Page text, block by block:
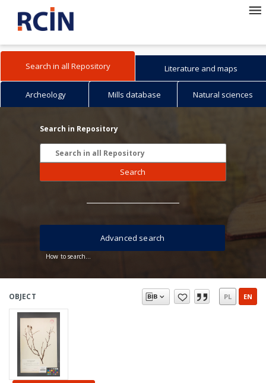
Search in all Repository Literature and maps
Archeology Mills database Natural sciences
Search in Repository
Search
How to search...
Advanced search
OBJECT PL EN